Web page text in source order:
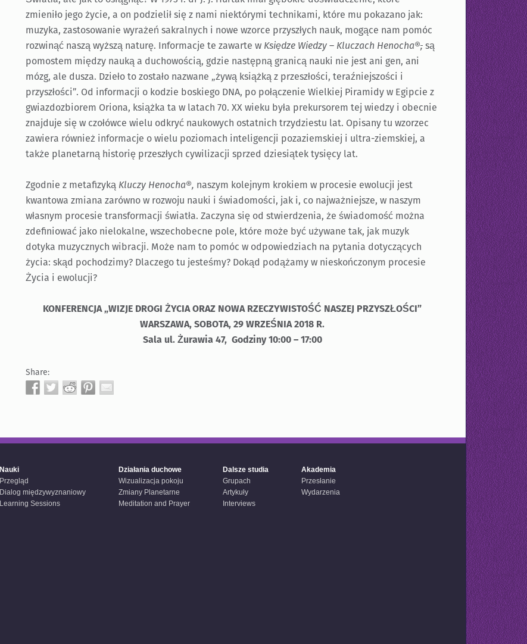
zmieniło jego życie, a on podzielił się z nami niektórymi technikami, które mu pokazano jak:
muzyka, zastosowanie wyrażeń sakralnych i nowe wzorce przyszłych nauk, mogące nam pomóc
rozwinąć naszą wyższą naturę. Informacje te zawarte w Księdze Wiedzy– Kluczach Henocha®,są
pomostem między nauką a duchowością, gdzie następną granicą nauki nie jest ani gen, ani
mózg, ale dusza. Dzieło to zostało nazwane „żywą książką z przeszłości, teraźniejszości i
przyszłości”. Od informacji o kodzie boskiego DNA, po połączenie Wielkiej Piramidy w Egipcie z
gwiazdozbiorem Oriona, książka ta w latach 70. XX wieku była prekursorem tej wiedzy i obecnie
znajduje się w czołówce wielu odkryć naukowych ostatnich trzydziestu lat. Opisany tu wzorzec
zawiera również informacje o wielu poziomach inteligencji pozaziemskiej i ultra-ziemskiej, a
także planetarną historię przeszłych cywilizacji sprzed dziesiątek tysięcy lat.
Zgodnie z metafizyką Kluczy Henocha®, naszym kolejnym krokiem w procesie ewolucji jest
kwantowa zmiana zarówno w rozwoju nauki i świadomości, jak i, co najważniejsze, w naszym
własnym procesie transformacji światła. Zaczyna się od stwierdzenia, że ​​świadomość można
zdefiniować jako nielokalne, wszechobecne pole, które może być używane tak, jak muzyk
dotyka muzycznych wibracji. Może nam to pomóc w odpowiedziach na pytania dotyczących
życia: skąd pochodzimy? Dlaczego tu jesteśmy? Dokąd podążamy w nieskończonym procesie
Życia i ewolucji?
KONFERENCJA „WIZJE DROGI ŻYCIA ORAZ NOWA RZECZYWISTOŚĆ NASZEJ PRZYSZŁOŚCI”
WARSZAWA, SOBOTA, 29 WRZEŚNIA 2018 R.
Sala ul. Żurawia 47, Godziny 10:00 – 17:00
Share:
Nauki
Przegląd
Dialog międzywyznaniowy
Learning Sessions
Działania duchowe
Wizualizacja pokoju
Zmiany Planetarne
Meditation and Prayer
Dalsze studia
Grupach
Artykuły
Interviews
Akademia
Przesłanie
Wydarzenia